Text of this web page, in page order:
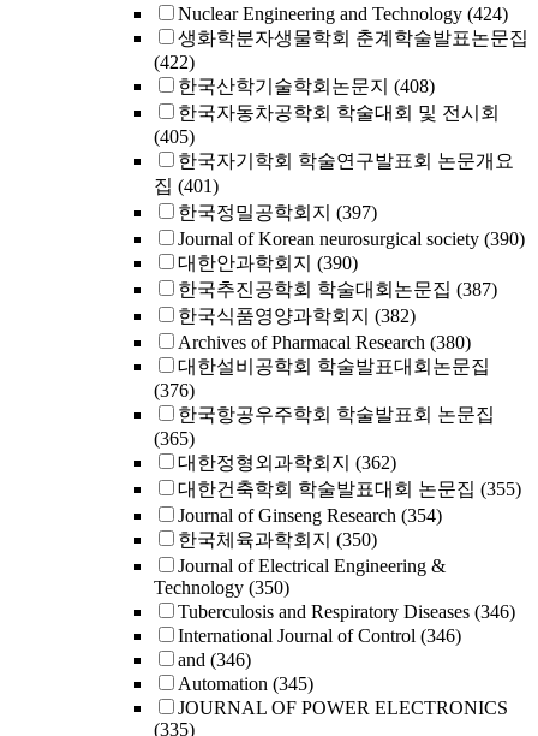
Nuclear Engineering and Technology (424)
생화학분자생물학회 춘계학술발표논문집
(422)
한국산학기술학회논문지 (408)
한국자동차공학회 학술대회 및 전시회
(405)
한국자기학회 학술연구발표회 논문개요
집 (401)
한국정밀공학회지 (397)
Journal of Korean neurosurgical society (390)
대한안과학회지 (390)
한국추진공학회 학술대회논문집 (387)
한국식품영양과학회지 (382)
Archives of Pharmacal Research (380)
대한설비공학회 학술발표대회논문집
(376)
한국항공우주학회 학술발표회 논문집
(365)
대한정형외과학회지 (362)
대한건축학회 학술발표대회 논문집 (355)
Journal of Ginseng Research (354)
한국체육과학회지 (350)
Journal of Electrical Engineering &
Technology (350)
Tuberculosis and Respiratory Diseases (346)
International Journal of Control (346)
and (346)
Automation (345)
JOURNAL OF POWER ELECTRONICS
(335)